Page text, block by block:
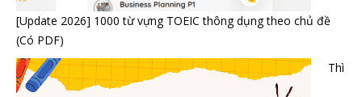
[Update 2026] 1000 từ vựng TOEIC thông dụng theo chủ đề
(Có PDF)
Thì